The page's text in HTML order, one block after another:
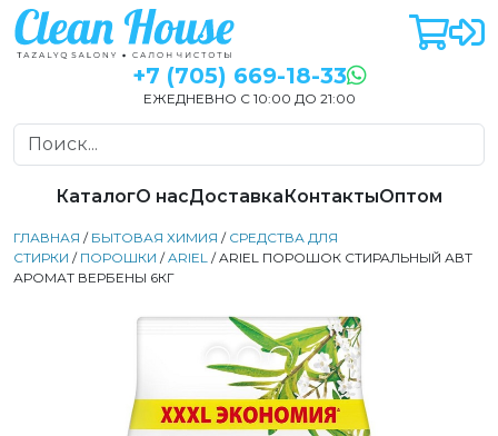
+7 (705) 669-18-33
ЕЖЕДНЕВНО С 10:00 ДО 21:00
КаталогО насДоставкаКонтактыОптом
ГЛАВНАЯ / БЫТОВАЯ ХИМИЯ / СРЕДСТВА ДЛЯ
СТИРКИ / ПОРОШКИ /ARIEL / ARIEL ПОРОШОК СТИРАЛЬНЫЙ АВТ
АРОМАТ ВЕРБЕНЫ 6КГ